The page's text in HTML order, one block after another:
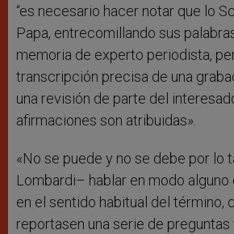
“es necesario hacer notar que lo
Papa, entrecomillando sus
memoria de experto periodista,
transcripción precisa de una
una revisión de parte del
afirmaciones son atribuidas».
«No se puede y no se debe por lo
Lombardi– hablar en modo
en el sentido habitual del término,
reportasen una serie de